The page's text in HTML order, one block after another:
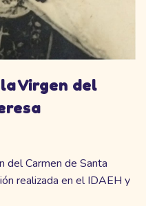
Virgen del
del Carmen de Santa
realizada en el IDAEH y